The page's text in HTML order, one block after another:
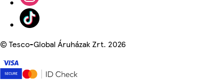
©Tesco-Global Áruházak Zrt. 2026